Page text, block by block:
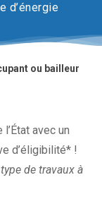
d’énergie
ou bailleur
avec un
d’éligibilité* !
de travaux à